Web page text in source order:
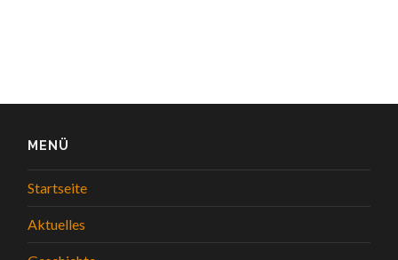
MENÜ
Startseite
Aktuelles